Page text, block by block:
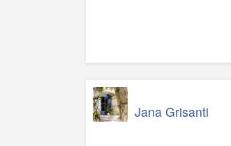
Jana Grisanti